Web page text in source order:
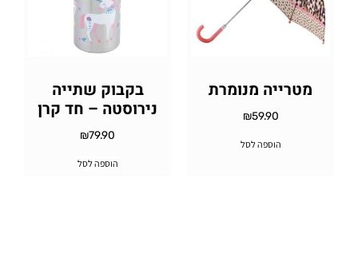
מטרייה מנומרת
₪59.90
הוספה לסל
בקבוק שתייה
נירוסטה – חד קרן
₪79.90
הוספה לסל